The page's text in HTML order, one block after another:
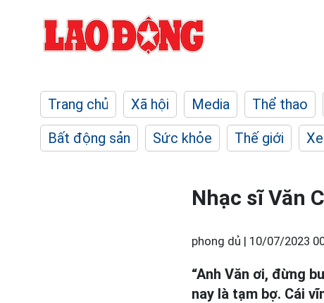
Trang chủ Xã hội Media Thể thao
Bất động sản
Sức khỏe Thế giới
Nhạc sĩ Văn
phong dủ | 10/07/2023
“Anh Văn ơi, đừng
nay là tạm bợ. Cái